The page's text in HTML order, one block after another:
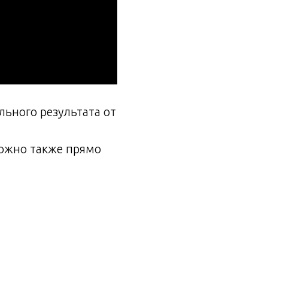
результата от
также прямо